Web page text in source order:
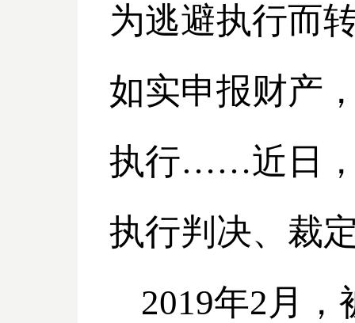
为逃避执行而
如实申报财产
执行……近日，
执行判决、裁
2019年2月，